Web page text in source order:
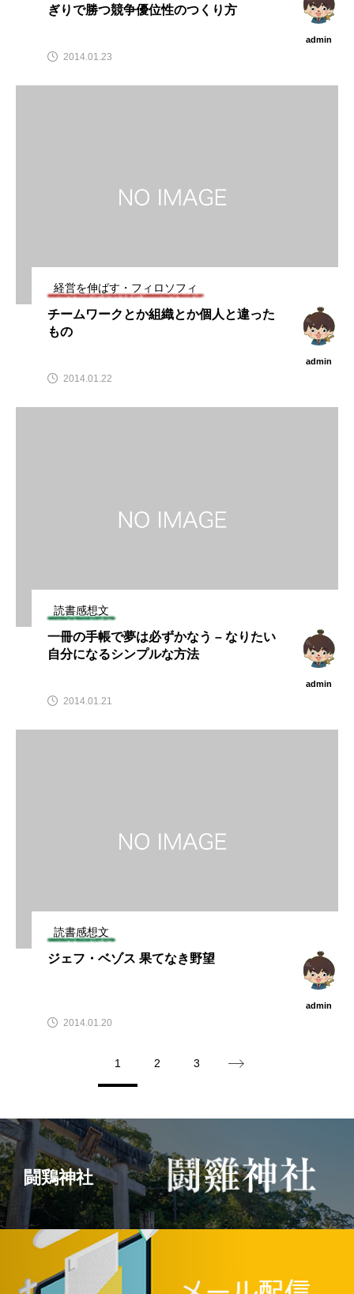
ぎりで勝つ競争優位性のつくり方
admin
2014.01.23
経営を伸ばす・フィロソフィ
チームワークとか組織とか個人と違った
もの
admin
2014.01.22
読書感想文
一冊の手帳で夢は必ずかなう – なりたい
自分になるシンプルな方法
admin
2014.01.21
読書感想文
ジェフ・ベゾス 果てなき野望
admin
2014.01.20
1 2 3
闘鶏神社